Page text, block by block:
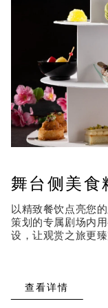
舞台侧美食
以精致餐饮点亮您
策划的专属剧场内
设，让观赏之旅更臻
查看详情